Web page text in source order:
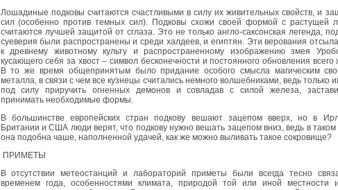
Лошадиные подковы считаются счастливыми в силу их живительных свойств, и
сил (особенно против темных сил). Подковы схожи своей формой с растущей
считаются лучшей защитой от сглаза. Это не только англо-саксонская легенда,
суеверия были распространены и среди халдеев, и египтян. Эти верования
к древнему животному культу и распространенному изображению змея
кусающего себя за хвост – символ бесконечности и постоянного обновления всего
В то же время общепринятым было придание особого смысла магическим
металла, в связи с чем все кузнецы считались немного волшебниками, ведь только
под силу приручить огненных демонов и совладав с силой железа,
принимать необходимые формы.
В большинстве европейских стран подкову вешают зацепом вверх, но в
Британии и США люди верят, что подкову нужно вешать зацепом вниз, ведь в таком
она подобна чаше, наполненной удачей, как же можно выливать такое сокровище?
ПРИМЕТЫ
В отсутствии метеостанций и лабораторий приметы были всегда тесно
временем года, особенностями климата, природой той или иной местности